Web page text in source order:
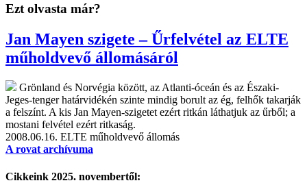
Ezt olvasta már?
Jan Mayen szigete – Űrfelvétel az ELTE
műholdvevő állomásáról
Grönland és Norvégia között, az Atlanti-óceán és az Északi-
Jeges-tenger határvidékén szinte mindig borult az ég, felhők takarják
a felszínt. A kis Jan Mayen-szigetet ezért ritkán láthatjuk az űrből; a
mostani felvétel ezért ritkaság.
2008.06.16. ELTE műholdvevő állomás
A rovat archívuma
Cikkeink 2025. novembertől: